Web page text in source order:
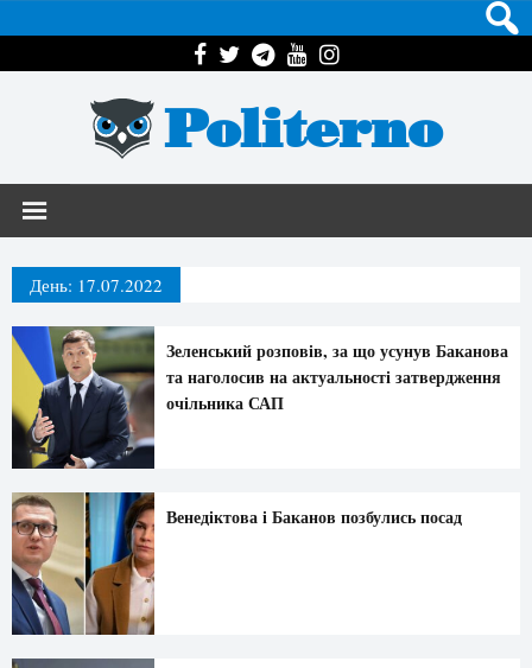
Politerno
День: 17.07.2022
Зеленський розповів, за що усунув Баканова
та наголосив на актуальності затвердження
очільника САП
Венедіктова і Баканов позбулись посад